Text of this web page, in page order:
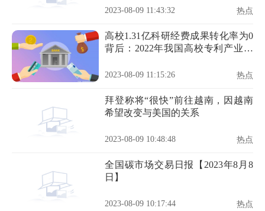
2023-08-09 11:43:32 热点
高校1.31亿科研经费成果转化率为0
背后：2022年我国高校专利产业化
2023-08-09 11:15:26 热点
拜登称将“很快”前往越南，因越南
希望改变与美国的关系
2023-08-09 10:48:48 热点
全国碳市场交易日报【2023年8月8
日】
2023-08-09 10:17:44 热点